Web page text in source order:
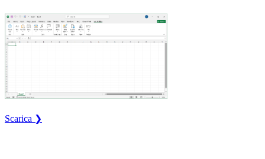
Scarica ❯